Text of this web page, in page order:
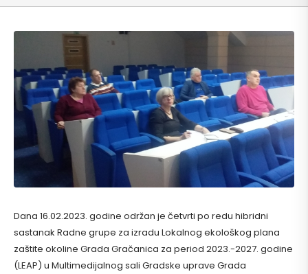
Dana 16.02.2023. godine održan je četvrti po redu hibridni
sastanak Radne grupe za izradu Lokalnog ekološkog plana
zaštite okoline Grada Gračanica za period 2023.-2027. godine
(LEAP) u Multimedijalnog sali Gradske uprave Grada